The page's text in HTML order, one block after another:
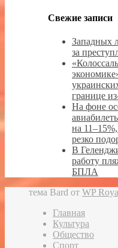
Свежие записи
Западных
за
границе
На фоне
на
резко
В
работу
БПЛА
тема Bard от WP
Главная
Культура
Общество
Спорт